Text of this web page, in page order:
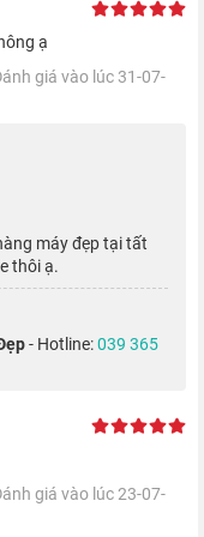
chất liệu kính mờ như
XDR siêu sắc
bị chỉ được trang
ạ
giá vào lúc 31-07-
máy đẹp tại tất
thôi ạ.
- Hotline:039 365
giá vào lúc 23-07-